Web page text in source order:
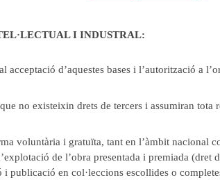
I INDUSTRAL:
d’aquestes bases i l’autorització a
no existeixin drets de tercers i assumiran tota
voluntària i gratuïta, tant en l’àmbit nacional
de l’obra presentada i premiada (dret
publicació en col·leccions escollides o